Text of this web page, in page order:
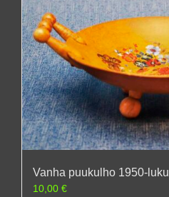
Vanha puukulho 1950-luku
10,00 €